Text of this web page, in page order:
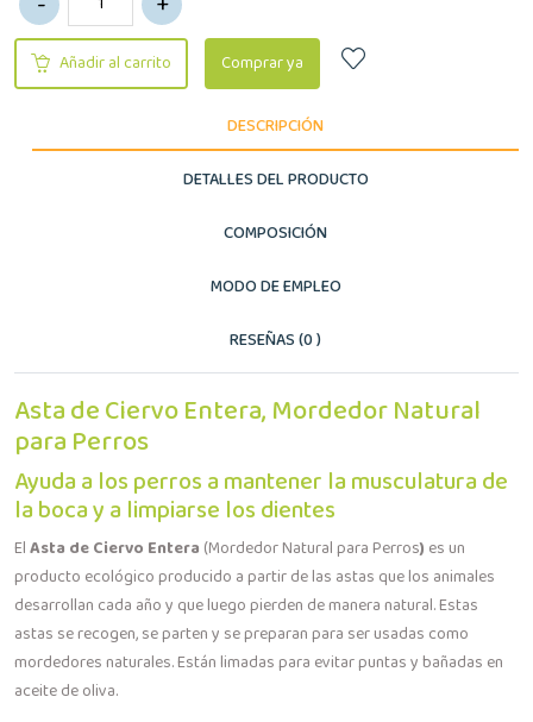
Añadir al carrito Comprar ya
DESCRIPCIÓN
DETALLES DEL PRODUCTO
COMPOSICIÓN
MODO DE EMPLEO
RESEÑAS (0 )
Asta de Ciervo Entera, Mordedor Natural
para Perros
Ayuda a los perros a mantener la musculatura de
la boca y a limpiarse los dientes
ElAsta de Ciervo Entera (Mordedor Natural para Perros) es un
producto ecológico producido a partir de las astas que los animales
desarrollan cada año y que luego pierden de manera natural. Estas
astas se recogen, se parten y se preparan para ser usadas como
mordedores naturales. Están limadas para evitar puntas y bañadas en
aceite de oliva.